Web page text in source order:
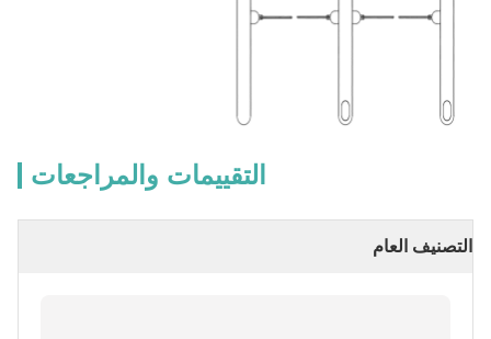
التقييمات والمراجعات